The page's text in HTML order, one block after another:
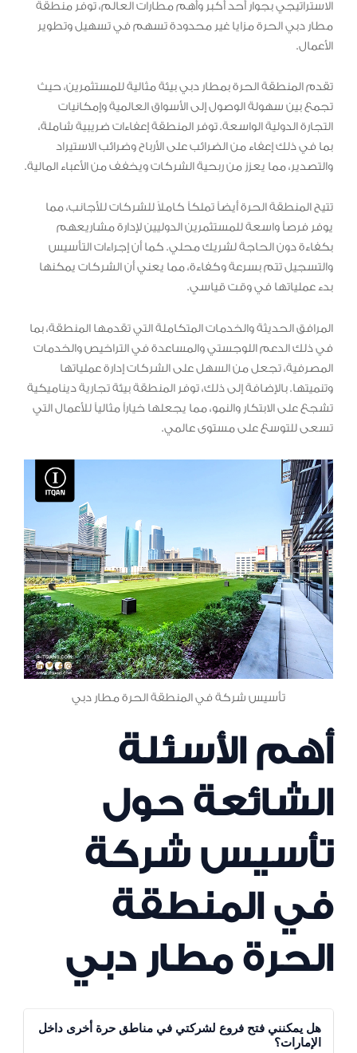
الاستراتيجي بجوار أحد أكبر وأهم مطارات العالم، توفر منطقة
مطار دبي الحرة مزايا غير محدودة تسهم في تسهيل وتطوير
الأعمال.
تقدم المنطقة الحرة بمطار دبي بيئة مثالية للمستثمرين، حيث
تجمع بين سهولة الوصول إلى الأسواق العالمية وإمكانيات
التجارة الدولية الواسعة. توفر المنطقة إعفاءات ضريبية شاملة،
بما في ذلك إعفاء من الضرائب على الأرباح وضرائب الاستيراد
والتصدير، مما يعزز من ربحية الشركات ويخفف من الأعباء المالية.
تتيح المنطقة الحرة أيضاً تملكاً كاملاً للشركات للأجانب، مما
يوفر فرصاً واسعة للمستثمرين الدوليين لإدارة مشاريعهم
بكفاءة دون الحاجة لشريك محلي. كما أن إجراءات التأسيس
والتسجيل تتم بسرعة وكفاءة، مما يعني أن الشركات يمكنها
بدء عملياتها في وقت قياسي.
المرافق الحديثة والخدمات المتكاملة التي تقدمها المنطقة، بما
في ذلك الدعم اللوجستي والمساعدة في التراخيص والخدمات
المصرفية، تجعل من السهل على الشركات إدارة عملياتها
وتنميتها. بالإضافة إلى ذلك، توفر المنطقة بيئة تجارية ديناميكية
تشجع على الابتكار والنمو، مما يجعلها خياراً مثالياً للأعمال التي
تسعى للتوسع على مستوى عالمي.
تأسيس شركة في المنطقة الحرة مطار دبي
أهم الأسئلة
الشائعة حول
تأسيس شركة
في المنطقة
الحرة مطار دبي
هل يمكنني فتح فروع لشركتي في مناطق حرة أخرى داخل
الإمارات؟